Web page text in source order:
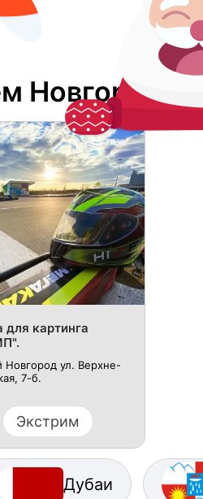
Новгороде
для картинга
ул. Верхне-
7-б.
Экстрим
Дубаи